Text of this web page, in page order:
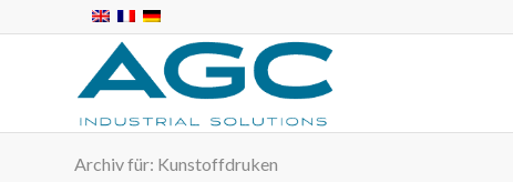
Archiv für: Kunstoffdruken